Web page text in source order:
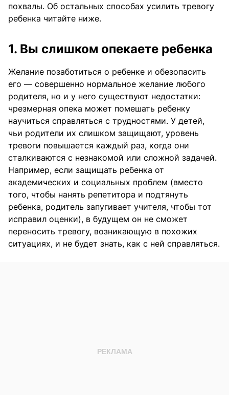
похвалы. Об остальных способах усилить тревогу
ребенка читайте ниже.
1. Вы слишком опекаете ребенка
Желание позаботиться о ребенке и обезопасить
его — совершенно нормальное желание любого
родителя, но и у него существуют недостатки:
чрезмерная опека может помешать ребенку
научиться справляться с трудностями. У детей,
чьи родители их слишком защищают, уровень
тревоги повышается каждый раз, когда они
сталкиваются с незнакомой или сложной задачей.
Например, если защищать ребенка от
академических и социальных проблем (вместо
того, чтобы нанять репетитора и подтянуть
ребенка, родитель запугивает учителя, чтобы тот
исправил оценки), в будущем он не сможет
переносить тревогу, возникающую в похожих
ситуациях, и не будет знать, как с ней справляться.